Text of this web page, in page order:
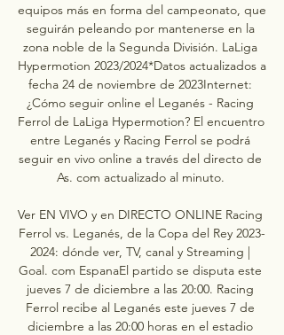
equipos más en forma del campeonato, que
seguirán peleando por mantenerse en la
zona noble de la Segunda División. LaLiga
Hypermotion 2023/2024*Datos actualizados a
fecha 24 de noviembre de 2023Internet:
¿Cómo seguir online el Leganés - Racing
Ferrol de LaLiga Hypermotion? El encuentro
entre Leganés y Racing Ferrol se podrá
seguir en vivo online a través del directo de
As. com actualizado al minuto.
Ver EN VIVO y en DIRECTO ONLINE Racing
Ferrol vs. Leganés, de la Copa del Rey 2023-
2024: dónde ver, TV, canal y Streaming |
Goal. com EspanaEl partido se disputa este
jueves 7 de diciembre a las 20:00. Racing
Ferrol recibe al Leganés este jueves 7 de
diciembre a las 20:00 horas en el estadio